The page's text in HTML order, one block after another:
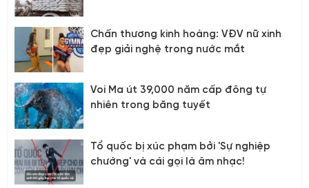
Chấn thương kinh hoàng: VĐV nữ xinh
đẹp giải nghệ trong nước mắt
Voi Ma út 39,000 năm cấp đông tự
nhiên trong băng tuyết
Tổ quốc bị xúc phạm bởi 'Sự nghiệp
chướng' và cái gọi là âm nhạc!